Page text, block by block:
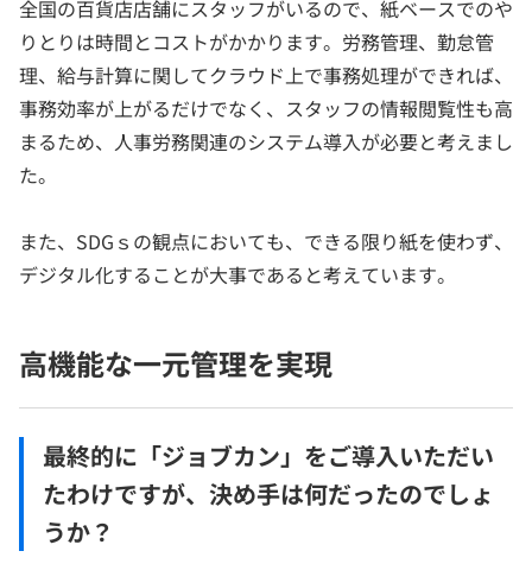
全国の百貨店店舗にスタッフがいるので、紙ベースでのや
りとりは時間とコストがかかります。労務管理、勤怠管
理、給与計算に関してクラウド上で事務処理ができれば、
事務効率が上がるだけでなく、スタッフの情報閲覧性も高
まるため、人事労務関連のシステム導入が必要と考えまし
た。
また、SDGｓの観点においても、できる限り紙を使わず、
デジタル化することが大事であると考えています。
高機能な一元管理を実現
最終的に「ジョブカン」をご導入いただい
たわけですが、決め手は何だったのでしょ
うか？